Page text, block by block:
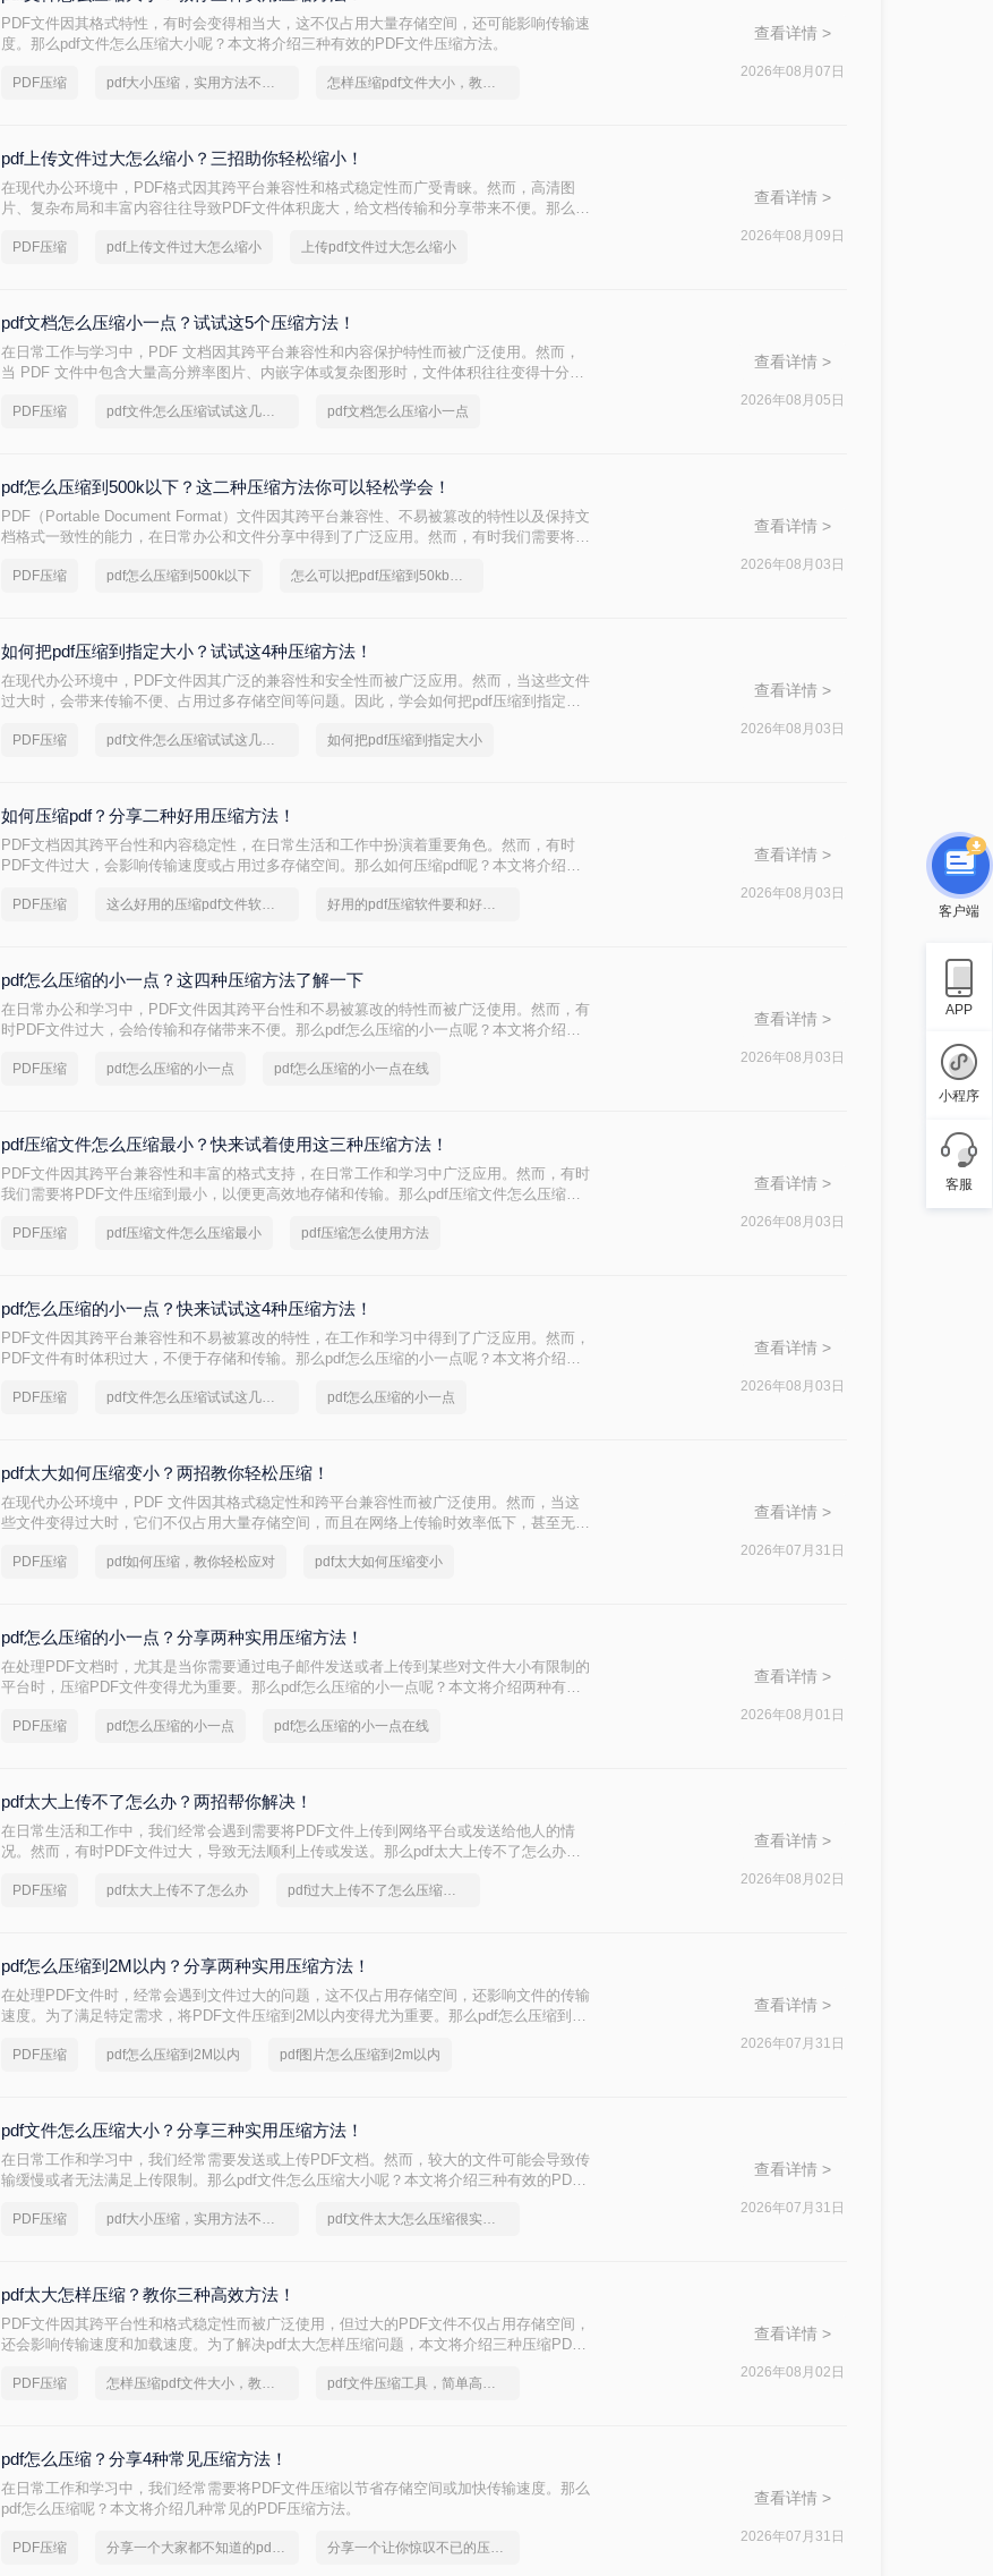
PDF文件因其格式特性，有时会变得相当大，这不仅占用大量存储空间，还可能影响传输速
度。那么pdf文件怎么压缩大小呢？本文将介绍三种有效的PDF文件压缩方法。
PDF压缩 pdf大小压缩，实用方法不要错过 怎样压缩pdf文件大小，教你几个方法
查看详情 >
2026年08月07日
pdf上传文件过大怎么缩小？三招助你轻松缩小！
在现代办公环境中，PDF格式因其跨平台兼容性和格式稳定性而广受青睐。然而，高清图
片、复杂布局和丰富内容往往导致PDF文件体积庞大，给文档传输和分享带来不便。那么
PDF文件，提升文档传输效率。
PDF压缩 pdf上传文件过大怎么缩小 上传pdf文件过大怎么缩小
查看详情 >
2026年08月09日
pdf文档怎么压缩小一点？试试这5个压缩方法！
在日常工作与学习中，PDF 文档因其跨平台兼容性和内容保护特性而被广泛使用。然而，
当 PDF 文件中包含大量高分辨率图片、内嵌字体或复杂图形时，文件体积往往变得十分庞
PDF 文档怎么压缩小一点呢？本文从压缩效果、操作难度、处理速度、隐私安全四个维
PDF压缩 pdf文件怎么压缩试试这几个方法 pdf文档怎么压缩小一点
查看详情 >
2026年08月05日
pdf怎么压缩到500k以下？这二种压缩方法你可以轻松学会！
PDF（Portable Document Format）文件因其跨平台兼容性、不易被篡改的特性以及保持文
档格式一致性的能力，在日常办公和文件分享中得到了广泛应用。然而，有时我们需要将
本文将介绍两种将PDF文件压缩到500K以下的方法。
PDF压缩 pdf怎么压缩到500k以下 怎么可以把pdf压缩到50kb以下
查看详情 >
2026年08月03日
如何把pdf压缩到指定大小？试试这4种压缩方法！
在现代办公环境中，PDF文件因其广泛的兼容性和安全性而被广泛应用。然而，当这些文件
过大时，会带来传输不便、占用过多存储空间等问题。因此，学会如何把pdf压缩到指定大
PDF压缩 pdf文件怎么压缩试试这几个方法 如何把pdf压缩到指定大小
查看详情 >
2026年08月03日
如何压缩pdf？分享二种好用压缩方法！
PDF文档因其跨平台性和内容稳定性，在日常生活和工作中扮演着重要角色。然而，有时
PDF文件过大，会影响传输速度或占用过多存储空间。那么如何压缩pdf呢？本文将介绍两
PDF压缩 这么好用的压缩pdf文件软件，我一定要分享 好用的pdf压缩软件要和好朋友分享
查看详情 >
2026年08月03日
pdf怎么压缩的小一点？这四种压缩方法了解一下
在日常办公和学习中，PDF文件因其跨平台性和不易被篡改的特性而被广泛使用。然而，有
时PDF文件过大，会给传输和存储带来不便。那么pdf怎么压缩的小一点呢？本文将介绍四
PDF压缩 pdf怎么压缩的小一点 pdf怎么压缩的小一点在线
查看详情 >
2026年08月03日
pdf压缩文件怎么压缩最小？快来试着使用这三种压缩方法！
PDF文件因其跨平台兼容性和丰富的格式支持，在日常工作和学习中广泛应用。然而，有时
我们需要将PDF文件压缩到最小，以便更高效地存储和传输。那么pdf压缩文件怎么压缩最
PDF压缩 pdf压缩文件怎么压缩最小 pdf压缩怎么使用方法
查看详情 >
2026年08月03日
pdf怎么压缩的小一点？快来试试这4种压缩方法！
PDF文件因其跨平台兼容性和不易被篡改的特性，在工作和学习中得到了广泛应用。然而，
PDF文件有时体积过大，不便于存储和传输。那么pdf怎么压缩的小一点呢？本文将介绍四
PDF压缩 pdf文件怎么压缩试试这几个方法 pdf怎么压缩的小一点
查看详情 >
2026年08月03日
pdf太大如何压缩变小？两招教你轻松压缩！
在现代办公环境中，PDF 文件因其格式稳定性和跨平台兼容性而被广泛使用。然而，当这
些文件变得过大时，它们不仅占用大量存储空间，而且在网络上传输时效率低下，甚至无法
方法来解决这个问题，帮助您轻松完成 PDF 文件的压缩。
PDF压缩 pdf如何压缩，教你轻松应对 pdf太大如何压缩变小
查看详情 >
2026年07月31日
pdf怎么压缩的小一点？分享两种实用压缩方法！
在处理PDF文档时，尤其是当你需要通过电子邮件发送或者上传到某些对文件大小有限制的
平台时，压缩PDF文件变得尤为重要。那么pdf怎么压缩的小一点呢？本文将介绍两种有效
PDF压缩 pdf怎么压缩的小一点 pdf怎么压缩的小一点在线
查看详情 >
2026年08月01日
pdf太大上传不了怎么办？两招帮你解决！
在日常生活和工作中，我们经常会遇到需要将PDF文件上传到网络平台或发送给他人的情
况。然而，有时PDF文件过大，导致无法顺利上传或发送。那么pdf太大上传不了怎么办
PDF压缩 pdf太大上传不了怎么办 pdf过大上传不了怎么压缩变小
查看详情 >
2026年08月02日
pdf怎么压缩到2M以内？分享两种实用压缩方法！
在处理PDF文件时，经常会遇到文件过大的问题，这不仅占用存储空间，还影响文件的传输
速度。为了满足特定需求，将PDF文件压缩到2M以内变得尤为重要。那么pdf怎么压缩到
PDF压缩 pdf怎么压缩到2M以内 pdf图片怎么压缩到2m以内
查看详情 >
2026年07月31日
pdf文件怎么压缩大小？分享三种实用压缩方法！
在日常工作和学习中，我们经常需要发送或上传PDF文档。然而，较大的文件可能会导致传
输缓慢或者无法满足上传限制。那么pdf文件怎么压缩大小呢？本文将介绍三种有效的PDF
PDF压缩 pdf大小压缩，实用方法不要错过 pdf文件太大怎么压缩很实用的方法
查看详情 >
2026年07月31日
pdf太大怎样压缩？教你三种高效方法！
PDF文件因其跨平台性和格式稳定性而被广泛使用，但过大的PDF文件不仅占用存储空间，
还会影响传输速度和加载速度。为了解决pdf太大怎样压缩问题，本文将介绍三种压缩PDF
PDF压缩 怎样压缩pdf文件大小，教你几个方法 pdf文件压缩工具，简单高效的压缩方法
查看详情 >
2026年08月02日
pdf怎么压缩？分享4种常见压缩方法！
在日常工作和学习中，我们经常需要将PDF文件压缩以节省存储空间或加快传输速度。那么
pdf怎么压缩呢？本文将介绍几种常见的PDF压缩方法。
PDF压缩 分享一个大家都不知道的pdf文件压缩方法 分享一个让你惊叹不已的压缩pdf文件方法
查看详情 >
2026年07月31日
客户端
APP
小程序
客服